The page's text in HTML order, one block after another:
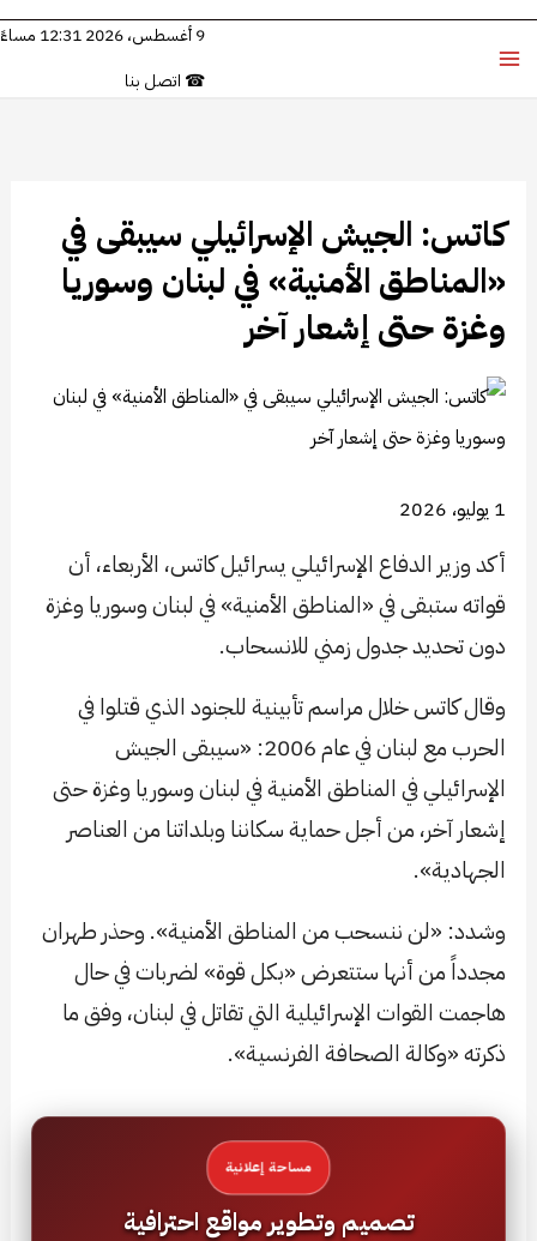
9 أغسطس، 2026 12:31 مساءً
☎ اتصل بنا
كاتس: الجيش الإسرائيلي سيبقى في
«المناطق الأمنية» في لبنان وسوريا
وغزة حتى إشعار آخر
1 يوليو، 2026
أكد وزير الدفاع الإسرائيلي يسرائيل كاتس، الأربعاء، أن
قواته ستبقى في «المناطق الأمنية» في لبنان وسوريا وغزة
دون تحديد جدول زمني للانسحاب.
وقال كاتس خلال مراسم تأبينية للجنود الذي قتلوا في
الحرب مع لبنان في عام 2006: «سيبقى الجيش
الإسرائيلي في المناطق الأمنية في لبنان وسوريا وغزة حتى
إشعار آخر، من أجل حماية سكاننا وبلداتنا من العناصر
الجهادية».
وشدد: «لن ننسحب من المناطق الأمنية». وحذر طهران
مجدداً من أنها ستتعرض «بكل قوة» لضربات في حال
هاجمت القوات الإسرائيلية التي تقاتل في لبنان، وفق ما
ذكرته «وكالة الصحافة الفرنسية».
مساحة إعلانية
تصميم وتطوير مواقع احترافية